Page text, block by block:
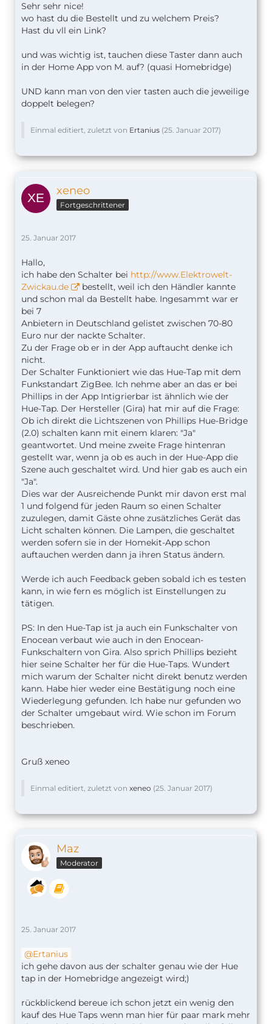
Sehr sehr nice!
wo hast du die Bestellt und zu welchem Preis?
Hast du vll ein Link?
und was wichtig ist, tauchen diese Taster dann auch
in der Home App von M. auf? (quasi Homebridge)
UND kann man von den vier tasten auch die jeweilige
doppelt belegen?
Einmal editiert, zuletzt von Ertanius (25. Januar 2017)
xeneo
Fortgeschrittener
25. Januar 2017
Hallo,
ich habe den Schalter bei http://www.Elektrowelt-
Zwickau.de
bestellt, weil ich den Händler kannte
und schon mal da Bestellt habe. Ingesammt war er
bei 7
Anbietern in Deutschland gelistet zwischen 70-80
Euro nur der nackte Schalter.
Zu der Frage ob er in der App auftaucht denke ich
nicht.
Der Schalter Funktioniert wie das Hue-Tap mit dem
Funkstandart ZigBee. Ich nehme aber an das er bei
Phillips in der App Intigrierbar ist ähnlich wie der
Hue-Tap. Der Hersteller (Gira) hat mir auf die Frage:
Ob ich direkt die Lichtszenen von Phillips Hue-Bridge
(2.0) schalten kann mit einem klaren: "Ja"
geantwortet. Und meine zweite Frage hintenran
gestellt war, wenn ja ob es auch in der Hue-App die
Szene auch geschaltet wird. Und hier gab es auch ein
"Ja".
Dies war der Ausreichende Punkt mir davon erst mal
1 und folgend für jeden Raum so einen Schalter
zuzulegen, damit Gäste ohne zusätzliches Gerät das
Licht schalten können. Die Lampen, die geschaltet
werden sofern sie in der Homekit-App schon
auftauchen werden dann ja ihren Status ändern.
Werde ich auch Feedback geben sobald ich es testen
kann, in wie fern es möglich ist Einstellungen zu
tätigen.
PS: In den Hue-Tap ist ja auch ein Funkschalter von
Enocean verbaut wie auch in den Enocean-
Funkschaltern von Gira. Also sprich Phillips bezieht
hier seine Schalter her für die Hue-Taps. Wundert
mich warum der Schalter nicht direkt benutz werden
kann. Habe hier weder eine Bestätigung noch eine
Wiederlegung gefunden. Ich habe nur gefunden wo
der Schalter umgebaut wird. Wie schon im Forum
beschrieben.
Gruß xeneo
Einmal editiert, zuletzt von xeneo (25. Januar 2017)
Maz
Moderator
25. Januar 2017
Ertanius
ich gehe davon aus der schalter genau wie der Hue
tap in der Homebridge angezeigt wird;)
rückblickend bereue ich schon jetzt ein wenig den
kauf des Hue Taps wenn man hier für paar mark mehr